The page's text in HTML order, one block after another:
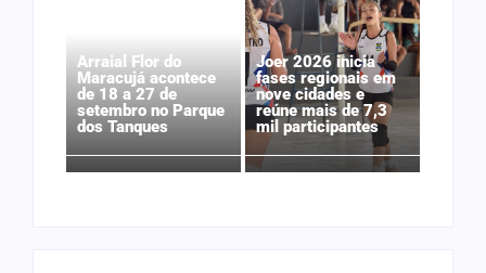
Arraial Flor do
Maracujá acontece
de 18 a 27 de
setembro no Parque
dos Tanques
Joer 2026 inicia
fases regionais em
nove cidades e
reúne mais de 7,3
mil participantes